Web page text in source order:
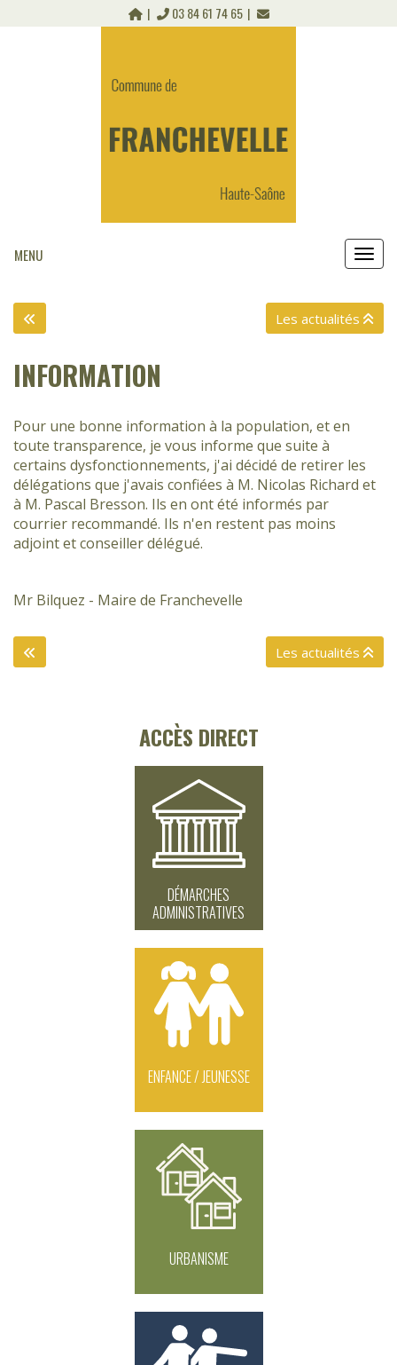
03 84 61 74 65
MENU
Les actualités
INFORMATION
Pour une bonne information à la population, et en
toute transparence, je vous informe que suite à
certains dysfonctionnements, j'ai décidé de retirer les
délégations que j'avais confiées à M. Nicolas Richard et
à M. Pascal Bresson. Ils en ont été informés par
courrier recommandé. Ils n'en restent pas moins
adjoint et conseiller délégué.
Mr Bilquez - Maire de Franchevelle
Les actualités
ACCÈS DIRECT
DÉMARCHES
ADMINISTRATIVES
ENFANCE / JEUNESSE
URBANISME
Panneau de gestion des cookies